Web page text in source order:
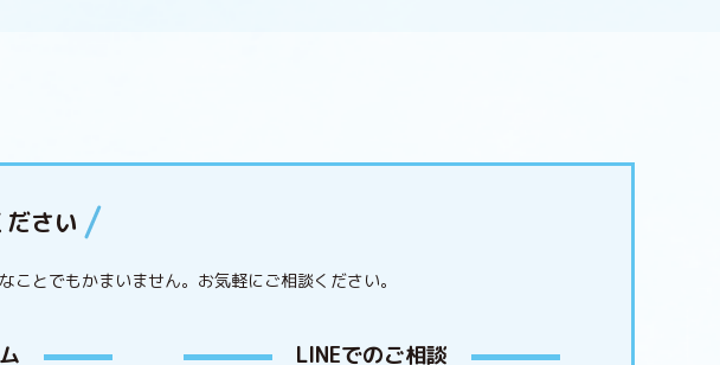
さい
ことでもかまいません。 お気軽にご相談ください。
LINEでのご相談